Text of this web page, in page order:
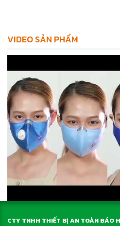
VIDEO SẢN PHẨM
CTY TNHH THIẾT BỊ AN TOÀN BẢO